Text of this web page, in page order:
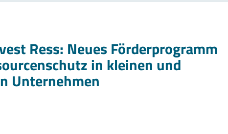
Ress: Neues Förderprogramm
in kleinen und
Unternehmen